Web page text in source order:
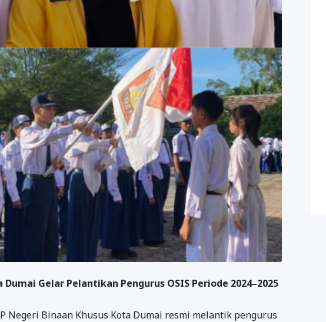
Dumai Gelar Pelantikan Pengurus OSIS Periode 2024–2025
Negeri Binaan Khusus Kota Dumai resmi melantik pengurus